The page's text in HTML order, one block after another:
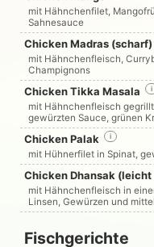
mit Hähnchenfilet,
Sahnesauce
Chicken Madras (scharf)
mit Hähnchenfleisch,
Champignons
Chicken Tikka Masala i
mit Hähnchenfleisch
gewürzten Sauce, grünen
Chicken Palak i
mit Hühnerfilet in Spinat,
Chicken Dhansak (leicht
mit Hähnchenfleisch in
Linsen, Gewürzen und
Fischgerichte